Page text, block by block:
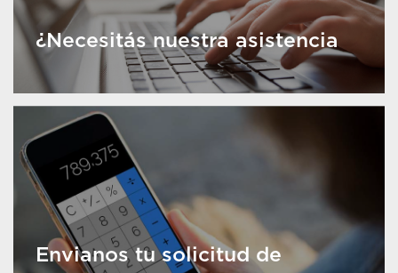
¿Necesitás nuestra asistencia
Envianos tu solicitud de